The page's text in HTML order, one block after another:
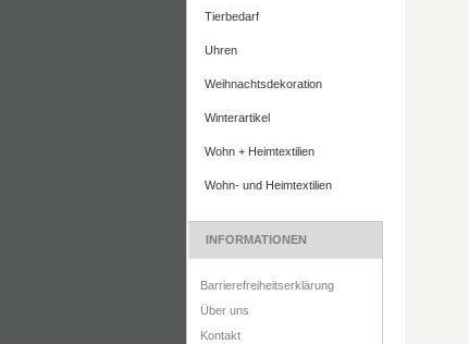
Tierbedarf
Uhren
Weihnachtsdekoration
Winterartikel
Wohn + Heimtextilien
Wohn- und Heimtextilien
INFORMATIONEN
Barrierefreiheitserklärung
Über uns
Kontakt